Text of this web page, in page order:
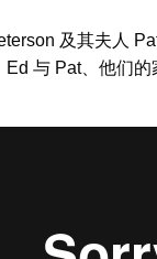
及其夫人
与 Pat、他们